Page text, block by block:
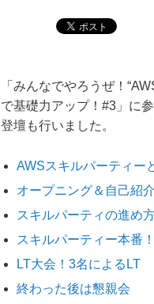
「みんなでやろうぜ！
で基礎力アップ！#3」に参
登壇も行いました。
AWSスキルパーティー
オープニング＆自己紹
スキルパーティの進め
スキルパーティー本番
LT大会！3名によるLT
終わった後は懇親会